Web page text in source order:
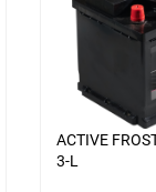
ACTIVE
3-L